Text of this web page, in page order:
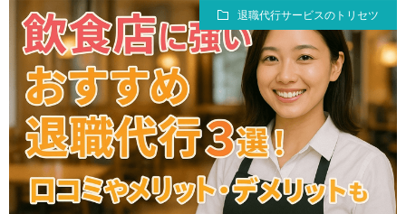
退職代行サービスのトリセツ